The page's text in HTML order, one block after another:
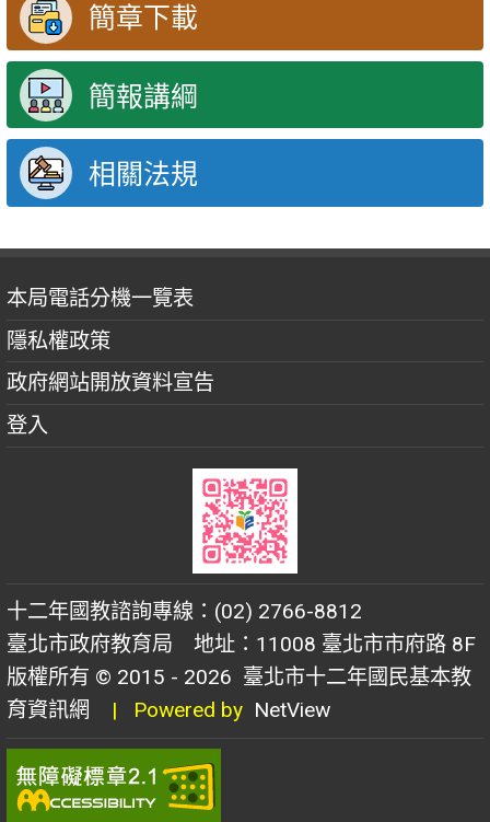
簡章下載
簡報講綱
相關法規
本局電話分機一覽表
隱私權政策
政府網站開放資料宣告
登入
十二年國教諮詢專線：(02) 2766-8812
臺北市政府教育局 地址：11008 臺北市市府路 8F
版權所有 © 2015 - 2026 臺北市十二年國民基本教
育資訊網
| Powered by NetView